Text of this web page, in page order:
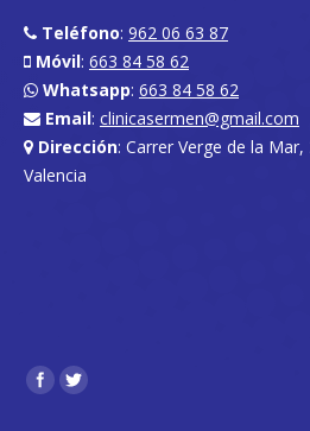
Teléfono: 962 06 63 87
Móvil: 663 84 58 62
Whatsapp: 663 84 58 62
Email: clinicasermen@gmail.com
Dirección: Carrer Verge de la
Valencia
Encuéntranos en: